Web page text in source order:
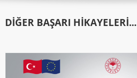
DIĞER BAŞARI HIKAYELERI...